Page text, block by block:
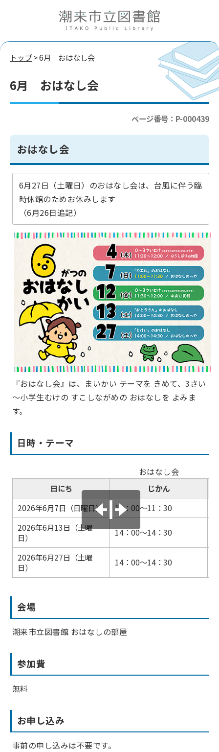
トップ> 6月 おはなし会
6月 おはなし会
ページ番号：P-000439
おはなし会
6月27日（土曜日）のおはなし会は、台風に伴う臨
時休館のためお休みします
（6月26日追記）
『おはなし会』は、まいかい テーマを きめて、3さい
～小学生むけの すこしながめの おはなしを よみま
す。
日時・テーマ
おはなし会
日にち
じかん
2026年6月7日（日曜日）
11：00～11：30
2026年6月13日（土曜
日）
14：00～14：30
2026年6月27日（土曜
日）
14：00～14：30
会場
潮来市立図書館 おはなしの部屋
参加費
無料
お申し込み
事前の申し込みは不要です。